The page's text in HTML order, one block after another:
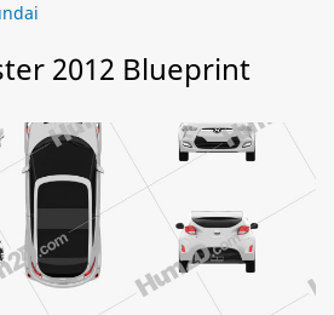
2012 Blueprint